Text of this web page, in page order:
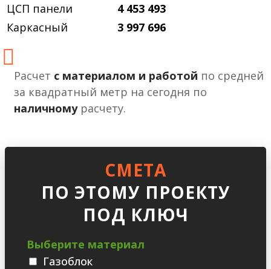
ЦСП панели
4 453 493
Каркасный
3 997 696
Расчет с материалом и работой по средней
за квадратный метр на сегодня по
наличномурасчету.
СМЕТА
ПО ЭТОМУ ПРОЕКТУ
ПОД КЛЮЧ
Выберите материал
Газоблок